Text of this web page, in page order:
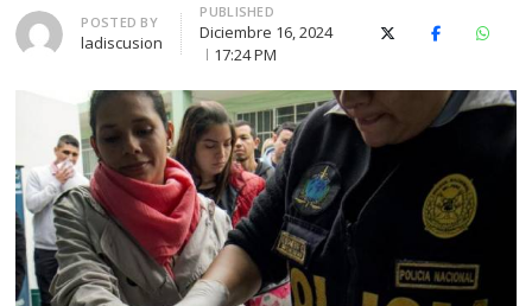
Author
POSTED BY
ladiscusion
PUBLISHED
Diciembre 16, 2024
17:24 PM
X (Twitter)Facebook